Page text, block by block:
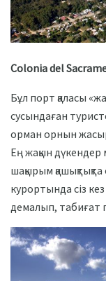
Colonia del
Бұл порт қаласы
сусындаған
орман орнын
Ең жақын дүкендер
шақырым
курортында сіз
демалып, табиғат